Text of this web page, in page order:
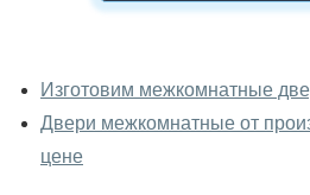
межкомнатные
Да, можно посмотреть
Изготовим межкомнатные
Двери межкомнатные от
цене